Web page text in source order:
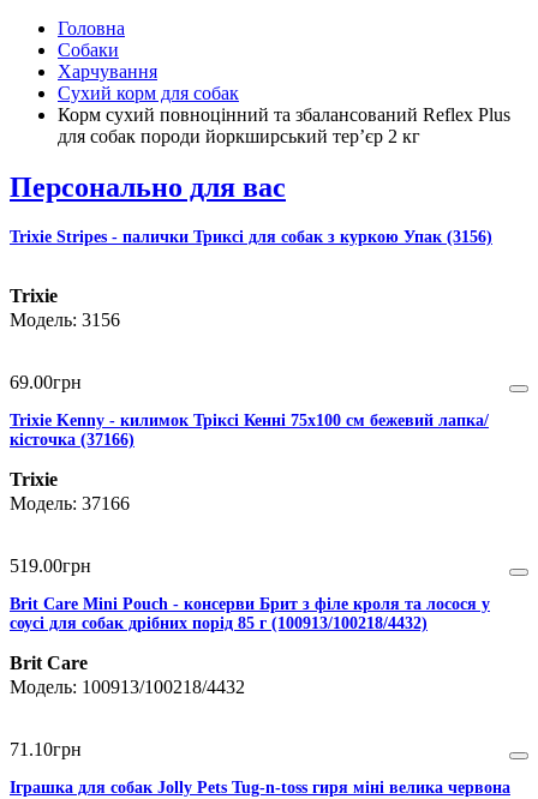
Головна
Собаки
Харчування
Сухий корм для собак
Корм сухий повноцінний та збалансований Reflex Plus
для собак породи йоркширський тер’єр 2 кг
Персонально для вас
Trixie Stripes - палички Триксі для собак з куркою Упак (3156)
Trixie
3156
69.00грн
Trixie Kenny - килимок Тріксі Кенні 75х100 см бежевий лапка/
кісточка (37166)
Trixie
37166
519.00грн
Brit Care Mini Pouch - консерви Брит з філе кроля та лосося у
соусі для собак дрібних порід 85 г (100913/100218/4432)
Brit Care
100913/100218/4432
71 .10грн
Іграшка для собак Jolly Pets Tug-n-toss гиря міні велика червона